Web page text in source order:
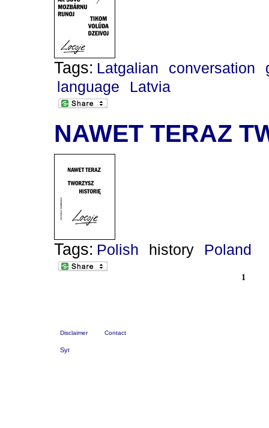
Tags: Latgalian conversation
language
Latvia
NAWET TERAZ
Tags: Polish history Poland
1
Disclaimer Contact